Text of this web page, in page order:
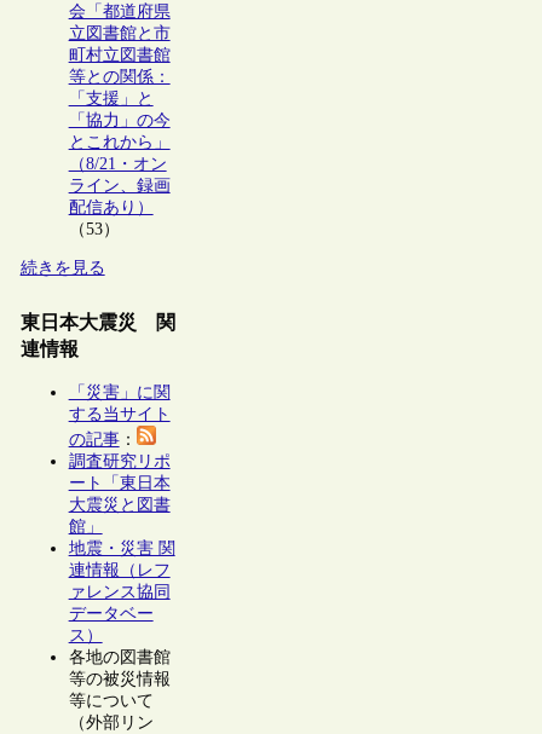
会「都道府県
立図書館と市
町村立図書館
等との関係：
「支援」と
「協力」の今
とこれから」
（8/21・オン
ライン、録画
配信あり）
（53）
続きを見る
東日本大震災 関
連情報
「災害」に関
する当サイト
の記事：
調査研究リポ
ート「東日本
大震災と図書
館」
地震・災害 関
連情報（レフ
ァレンス協同
データベー
ス）
各地の図書館
等の被災情報
等について
（外部リン